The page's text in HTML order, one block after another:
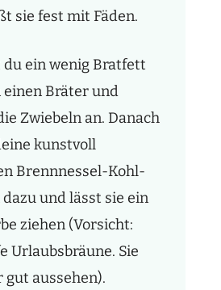
sie fest mit Fäden.
du ein wenig Bratfett
einen Bräter und
Zwiebeln an. Danach
kunstvoll
Brennnessel-Kohl-
dazu und lässt sie ein
ziehen (Vorsicht:
Urlaubsbräune. Sie
gut aussehen).